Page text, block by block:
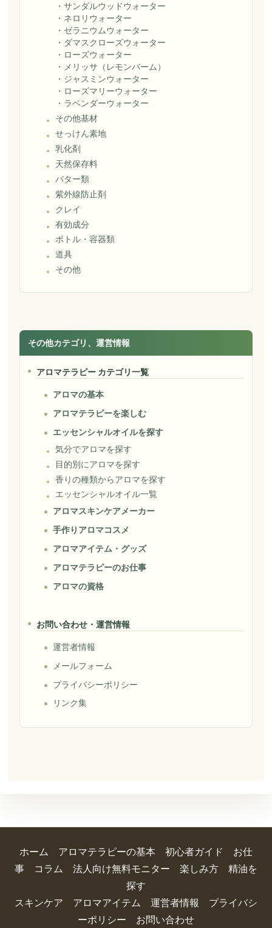
・サンダルウッドウォーター
・ ネロリウォーター
・ ゼラニウムウォーター
・ ダマスクローズウォーター
・ ローズウォーター
・ メリッサ（レモンバーム）
・ ジャスミンウォーター
・ ローズマリーウォーター
・ ラベンダーウォーター
その他基材
せっけん素地
乳化剤
天然保存料
バター類
紫外線防止剤
クレイ
有効成分
ボトル・容器類
道具
その他
その他カテゴリ、運営情報
アロマテラピー カテゴリ一覧
アロマの基本
アロマテラピーを楽しむ
エッセンシャルオイルを探す
気分でアロマを探す
目的別にアロマを探す
香りの種類からアロマを探す
エッセンシャルオイル一覧
アロマスキンケアメーカー
手作りアロマコスメ
アロマアイテム・グッズ
アロマテラピーのお仕事
アロマの資格
お問い合わせ・運営情報
運営者情報
メールフォーム
プライバシーポリシー
リンク集
ホーム アロマテラピーの基本 初心者ガイド
お仕
事
コラム 法人向け無料モニター 楽しみ方
精油を
探す
スキンケア
アロマアイテム 運営者情報
プライバシ
ーポリシー
お問い合わせ